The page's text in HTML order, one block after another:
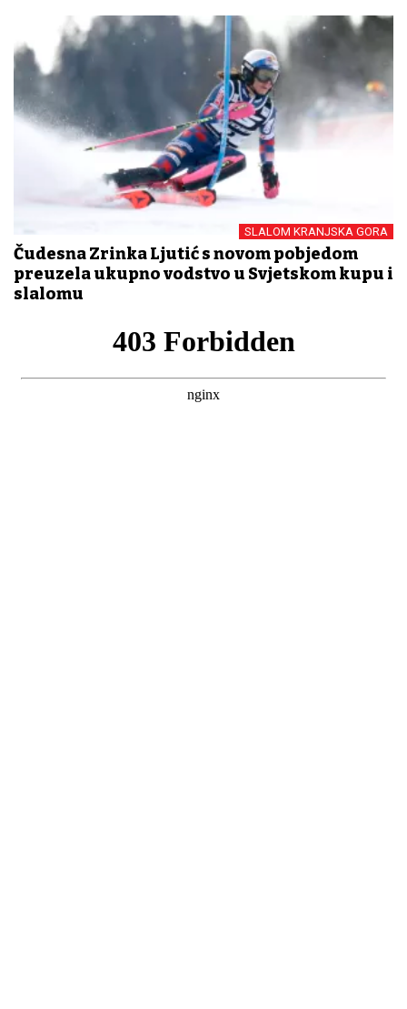
SLALOM KRANJSKA GORA
Čudesna Zrinka Ljutić s novom pobjedom
preuzela ukupno vodstvo u Svjetskom kupu i
slalomu